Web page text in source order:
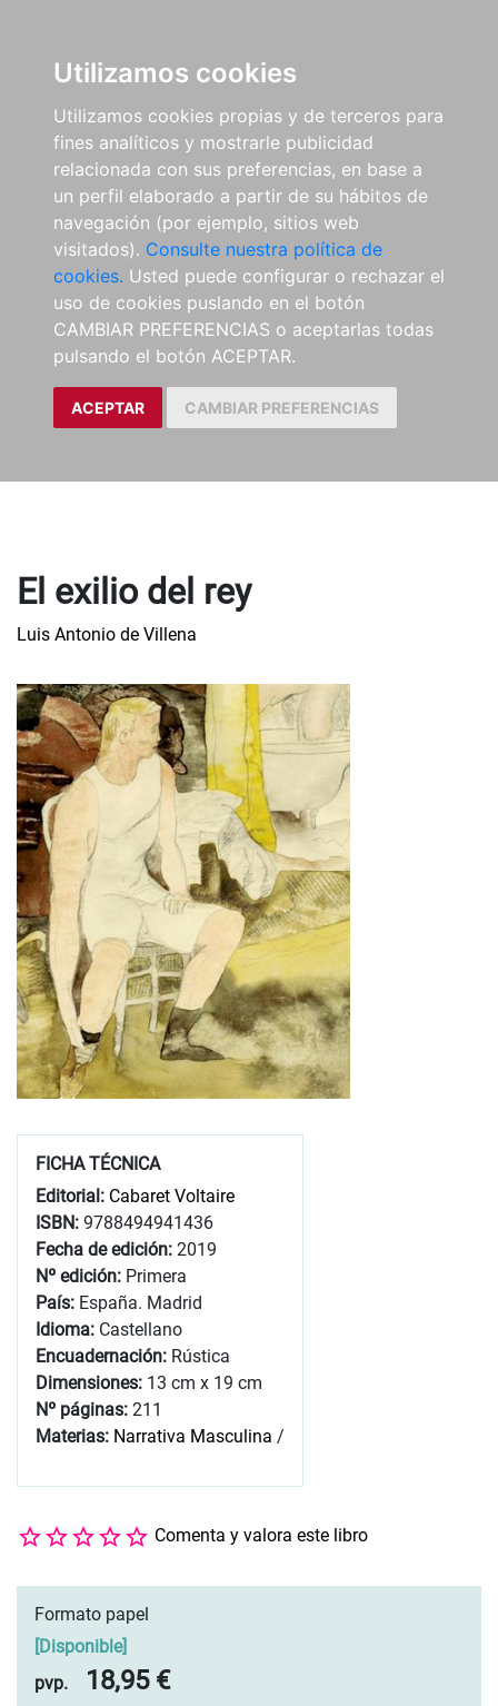
Utilizamos cookies
Utilizamos cookies propias y de terceros para
fines analíticos y mostrarle publicidad
relacionada con sus preferencias, en base a
un perfil elaborado a partir de su hábitos de
navegación (por ejemplo, sitios web
visitados). Consulte nuestra política de
cookies. Usted puede configurar o rechazar el
uso de cookies puslando en el botón
CAMBIAR PREFERENCIAS o aceptarlas todas
pulsando el botón ACEPTAR.
ACEPTAR CAMBIAR PREFERENCIAS
El exilio del rey
Luis Antonio de Villena
FICHA TÉCNICA
Editorial: Cabaret Voltaire
ISBN: 9788494941436
Fecha de edición: 2019
Nº edición: Primera
País: España. Madrid
Idioma: Castellano
Encuadernación: Rústica
Dimensiones: 13 cm x 19 cm
Nº páginas: 211
Materias: Narrativa Masculina /
Comenta y valora este libro
Formato papel
[Disponible]
pvp.
18,95 €